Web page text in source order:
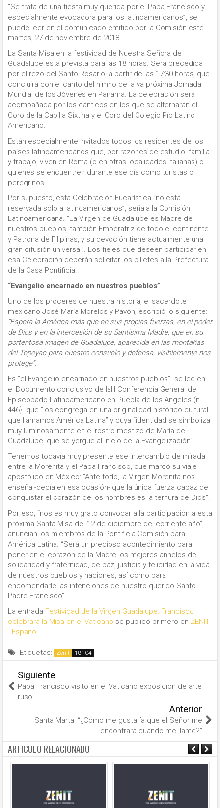
“Se trata de una fiesta muy querida por el Papa Francisco y
especialmente evocadora para los latinoamericanos”, se
puede leer en el comunicado emitido por la Comisión este
martes, 27 de noviembre de 2018.
La Santa Misa en la festividad de Nuestra Señora de
Guadalupe está prevista para las 18 horas. Será precedida
por el rezo del Santo Rosario, a partir de las 17:30 horas, que
concluirá con el canto del himno de la ya próxima Jornada
Mundial de los Jóvenes en Panamá. La celebración será
acompañada por los cánticos en los que se alternarán el
Coro de la Capilla Sixtina y el Coro del Colegio Pío Latino
Americano.
Están especialmente invitados todos los residentes de los
países latinoamericanos que, por razones de estudio, familia
y trabajo, viven en Roma (o en otras localidades italianas) o
quienes se encuentren durante ese día como turistas o
peregrinos.
Por supuesto, esta Celebración Eucarística “no está
reservada sólo a latinoamericanos”, señala la Comisión
Latinoamericana. “La Virgen de Guadalupe es Madre de
nuestros pueblos, también Emperatriz de todo el continente
y Patrona de Filipinas, y su devoción tiene actualmente una
gran difusión universal”. Los fieles que deseen participar en
esa Celebración deberán solicitar los billetes a la Prefectura
de la Casa Pontificia.
“Evangelio encarnado en nuestros pueblos”
Uno de los próceres de nuestra historia, el sacerdote
mexicano José María Morelos y Pavón, escribió lo siguiente:
“Espera la América más que en sus propias fuerzas, en el poder
de Dios y en la intercesión de su Santísima Madre, que en su
portentosa imagen de Guadalupe, aparecida en las montañas
del Tepeyac para nuestro consuelo y defensa, visiblemente nos
protege”.
Es “el Evangelio encarnado en nuestros pueblos” -se lee en
el Documento conclusivo de laIII Conferencia General del
Episcopado Latinoamericano en Puebla de los Angeles (n.
446}- que “los congrega en una originalidad histórico cultural
que llamamos América Latina” y cuya “identidad se simboliza
muy luminosamente en el rostro mestizo de María de
Guadalupe, que se yergue al inicio de la Evangelización”.
Tenemos todavía muy presente ese intercambio de mirada
entre la Morenita y el Papa Francisco, que marcó su viaje
apostólico en México: “Ante todo, la Virgen Morenita nos
enseña -decía en esa ocasión- que la única fuerza capaz de
conquistar el corazón de los hombres es la ternura de Dios”.
Por eso, “nos es muy grato convocar a la participación a esta
próxima Santa Misa del 12 de diciembre del corriente año”,
anuncian los miembros de la Pontificia Comisión para
América Latina. “Será un precioso acontecimiento para
poner en el corazón de la Madre los mejores anhelos de
solidaridad y fraternidad, de paz, justicia y felicidad en la vida
de nuestros pueblos y naciones, así como para
encomendarle las intenciones de nuestro querido Santo
Padre Francisco”.
La entrada Festividad de la Virgen Guadalupe: Francisco
celebrará la Misa en el Vaticano se publicó primero en ZENIT
- Espanol.
Etiquetas: Zenit
Siguiente
Papa Francisco visitó en el Vaticano exposición de arte
ruso
Anterior
Santa Marta: “¿Cómo me gustaría que el Señor me
encontrara cuando me llame?”
ARTICULO RELACIONADO